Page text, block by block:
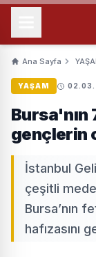
Ana Sayfa
YAŞAM
Bursa'nın
gençlerin
İstanbul
çeşitli
Bursa’nın
hafızasını